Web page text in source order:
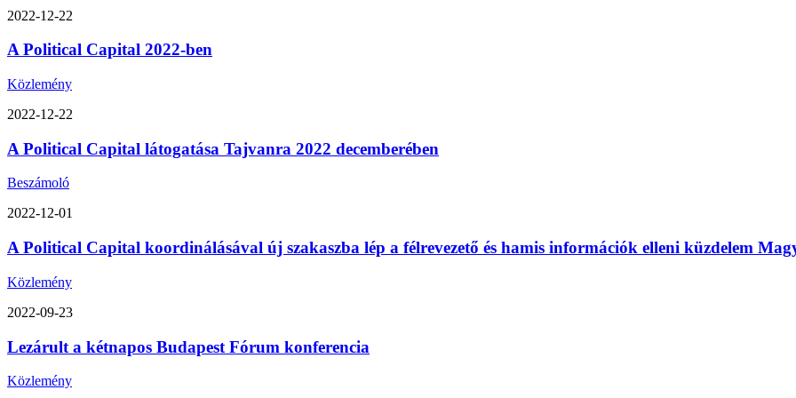
2022-12-22
A Political Capital 2022-ben
Közlemény
2022-12-22
A Political Capital látogatása Tajvanra 2022 decemberében
Beszámoló
2022-12-01
A Political Capital koordinálásával új szakaszba lép a félrevezető és hamis információk elleni küzdelem
Közlemény
2022-09-23
Lezárult a kétnapos Budapest Fórum konferencia
Közlemény